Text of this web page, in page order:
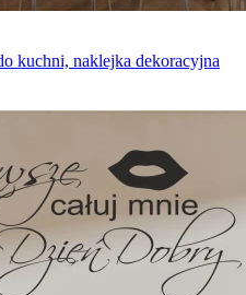
kuchni, naklejka dekoracyjna